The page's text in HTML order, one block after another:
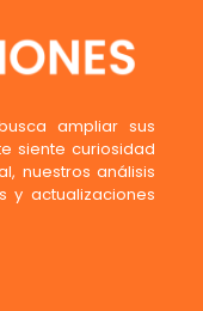
ampliar sus
siente curiosidad
nuestros análisis
y actualizaciones